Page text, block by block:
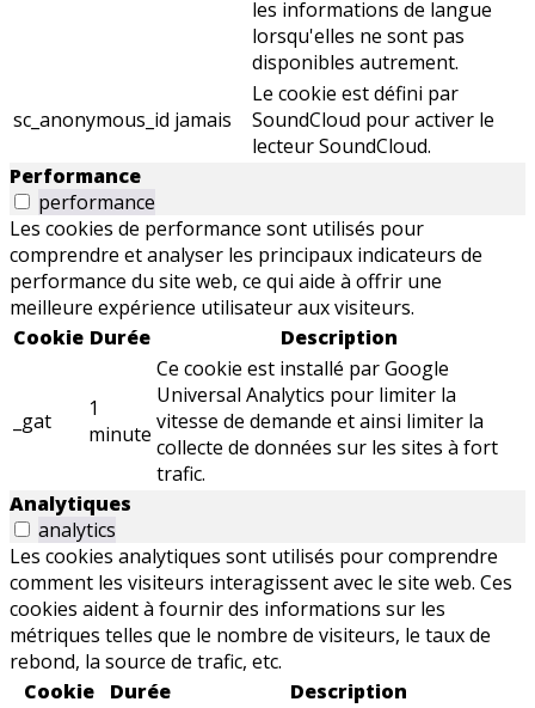
les informations de langue
lorsqu'elles ne sont pas
disponibles autrement.
sc_anonymous_id jamais
Le cookie est défini par
SoundCloud pour activer le
lecteur SoundCloud.
Performance
performance
Les cookies de performance sont utilisés pour
comprendre et analyser les principaux indicateurs de
performance du site web, ce qui aide à offrir une
meilleure expérience utilisateur aux visiteurs.
Cookie Durée Description
_gat
1
minute
Ce cookie est installé par Google
Universal Analytics pour limiter la
vitesse de demande et ainsi limiter la
collecte de données sur les sites à fort
trafic.
Analytiques
analytics
Les cookies analytiques sont utilisés pour comprendre
comment les visiteurs interagissent avec le site web. Ces
cookies aident à fournir des informations sur les
métriques telles que le nombre de visiteurs, le taux de
rebond, la source de trafic, etc.
Cookie
Durée Description